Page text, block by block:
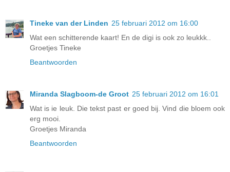
Tineke van der Linden 25 februari 2012 om 16:00
Wat een schitterende kaart! En de digi is ook zo leukkk..
Groetjes Tineke
Beantwoorden
Miranda Slagboom-de Groot 25 februari 2012 om 16:01
Wat is ie leuk. Die tekst past er goed bij. Vind die bloem ook
erg mooi.
Groetjes Miranda
Beantwoorden